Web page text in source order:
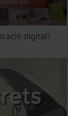
digital?